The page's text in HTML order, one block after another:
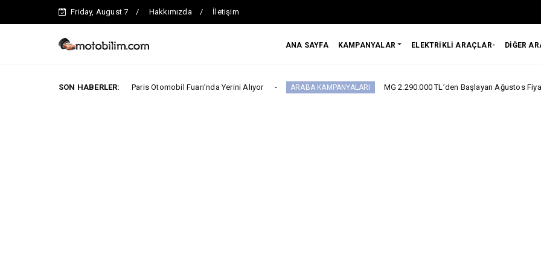
Friday, August 7 Hakkımızda İletişim
ANA SAYFA KAMPANYALAR ELEKTRİKLİ ARAÇLAR- DİĞER
SON HABERLER:
Jaecoo İlk Kez 2026 Paris Otomobil Fuarı’nda Yerini Alıyor ARABA KAMPANYALARI MG 2.290.000 TL’den Başlayan Ağustos Fiyatlarını